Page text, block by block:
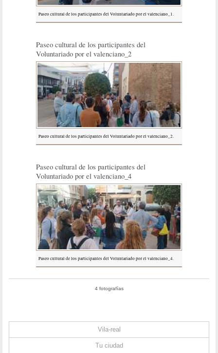
Paseo cultural de los participantes del Voluntariado por el valenciano_1.
Paseo cultural de los participantes del
Voluntariado por el valenciano_2
Paseo cultural de los participantes del Voluntariado por el valenciano_2.
Paseo cultural de los participantes del
Voluntariado por el valenciano_4
Paseo cultural de los participantes del Voluntariado por el valenciano_4.
4 fotografías
Vila-real
Tu ciudad